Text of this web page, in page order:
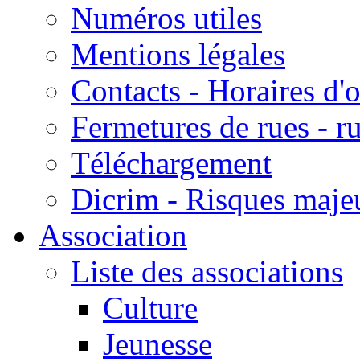
Numéros utiles
Mentions légales
Contacts - Horaires
Fermetures de rues -
Téléchargement
Dicrim - Risques
Association
Liste des associations
Culture
Jeunesse